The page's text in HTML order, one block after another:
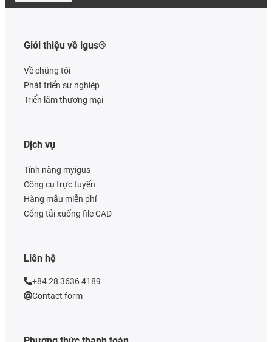
Giới thiệu về igus®
Về chúng tôi
Phát triển sự nghiệp
Triển lãm thương mại
Dịch vụ
Tính năng myigus
Công cụ trực tuyến
Hàng mẫu miễn phí
Cổng tải xuống file CAD
Liên hệ
+84 28 3636 4189
Contact form